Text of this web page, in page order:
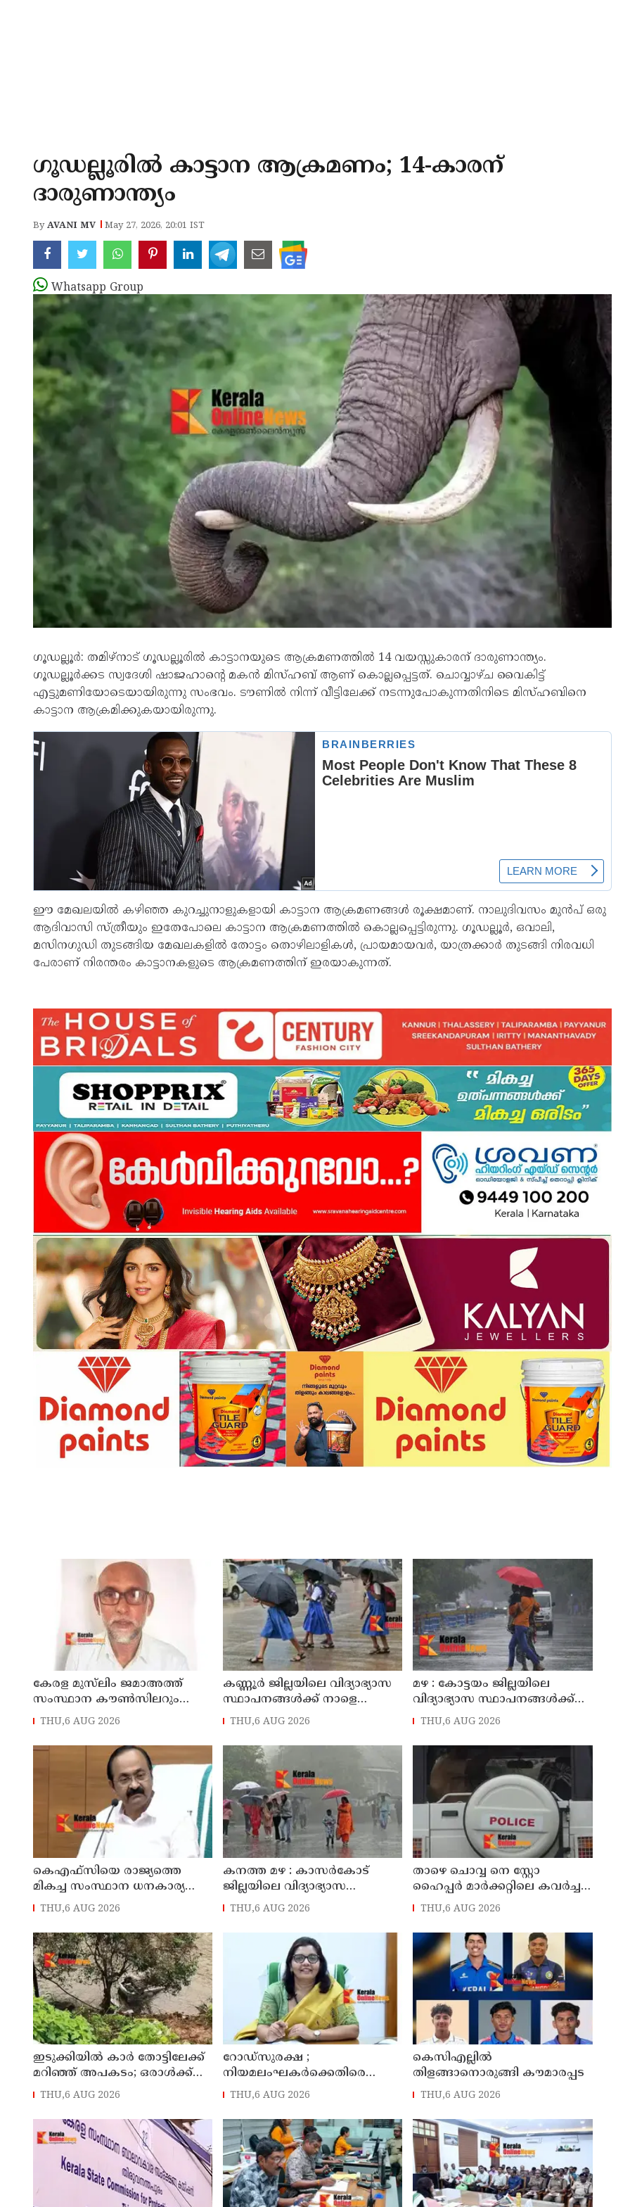
ഗൂഡല്ലൂരിൽ കാട്ടാന ആക്രമണം; 14-കാരന്
ദാരുണാന്ത്യം
ByAVANI MV May 27, 2026, 20:01 IST
Whatsapp Group
ഗൂഡല്ലൂർ: തമിഴ്നാട് ഗൂഡല്ലൂരിൽ കാട്ടാനയുടെ ആക്രമണത്തിൽ 14 വയസ്സുകാരന് ദാരുണാന്ത്യം.
ഗൂഡല്ലൂർക്കട സ്വദേശി ഷാജഹാന്റെ മകൻ മിസ്ഹബ് ആണ് കൊല്ലപ്പെട്ടത്. ചൊവ്വാഴ്ച വൈകിട്ട്
എട്ടുമണിയോടെയായിരുന്നു സംഭവം. ടൗണിൽ നിന്ന് വീട്ടിലേക്ക് നടന്നുപോകുന്നതിനിടെ മിസ്ഹബിനെ
കാട്ടാന ആക്രമിക്കുകയായിരുന്നു.
ഈ മേഖലയിൽ കഴിഞ്ഞ കുറച്ചുനാളുകളായി കാട്ടാന ആക്രമണങ്ങൾ രൂക്ഷമാണ്. നാലുദിവസം മുൻപ് ഒരു
ആദിവാസി സ്ത്രീയും ഇതേപോലെ കാട്ടാന ആക്രമണത്തിൽ കൊല്ലപ്പെട്ടിരുന്നു. ഗൂഡല്ലൂർ, ഒവാലി,
മസിനഗുഡി തുടങ്ങിയ മേഖലകളിൽ തോട്ടം തൊഴിലാളികൾ, പ്രായമായവർ, യാത്രക്കാർ തുടങ്ങി നിരവധി
പേരാണ് നിരന്തരം കാട്ടാനകളുടെ ആക്രമണത്തിന് ഇരയാകുന്നത്.
കേരള മുസ്‌ലിം ജമാഅത്ത്
സംസ്ഥാന കൗൺസിലറും
തളിപ്പറമ്പിലെ മുതിർന്ന മാധ്യമ
അലി മൊഗ്രാൽ നിര്യാതനായി
THU,6 AUG 2026
കണ്ണൂർ ജില്ലയിലെ വിദ്യാഭ്യാസ
സ്ഥാപനങ്ങള്‍ക്ക് നാളെ
(07/08/2026), അവധി
THU,6 AUG 2026
മഴ : കോട്ടയം ജില്ലയിലെ
വിദ്യാഭ്യാസ സ്ഥാപനങ്ങൾക്ക്
നാളെ അവധി
THU,6 AUG 2026
കെഎഫ്‌സിയെ രാജ്യത്തെ
മികച്ച സംസ്ഥാന ധനകാര്യ
സ്ഥാപനമാക്കും: മുഖ്യമന്ത്രി വി
ഡി സതീശൻ
THU,6 AUG 2026
കനത്ത മഴ : കാസർകോട്
ജില്ലയിലെ വിദ്യാഭ്യാസ
സ്ഥാപനങ്ങൾക്ക് നാളെ അവധി
THU,6 AUG 2026
താഴെ ചൊവ്വ നെ സ്റ്റോ
ഹൈപ്പർ മാർക്കറ്റിലെ കവർച്ച :
മട്ടന്നൂർ സ്വദേശിനികളായ നാല്
പ്രതികൾ പിടിയിൽ
THU,6 AUG 2026
ഇടുക്കിയിൽ കാർ തോട്ടിലേക്ക്
മറിഞ്ഞ് അപകടം; ഒരാൾക്ക്
ദാരുണാന്ത്യം
THU,6 AUG 2026
റോഡ്‌സുരക്ഷ ;
നിയമലംഘകർക്കെതിരെ
കർശന നടപടി: കൊല്ലം ജില്ലാ
THU,6 AUG 2026
കെസിഎല്ലിൽ
തിളങ്ങാനൊരുങ്ങി കൗമാരപ്പട
THU,6 AUG 2026